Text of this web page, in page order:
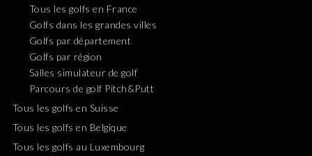
Tous les golfs en France
Golfs dans les grandes villes
Golfs par département
Golfs par région
Salles simulateur de golf
Parcours de golf Pitch&Putt
Tous les golfs en Suisse
Tous les golfs en Belgique
Tous les golfs au Luxembourg